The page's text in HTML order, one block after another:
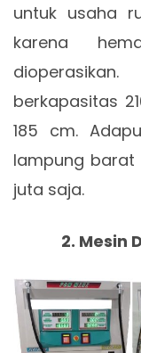
untuk usaha
karena
berkapasitas
185 cm.
lampung barat
juta saja.
2. Mesin